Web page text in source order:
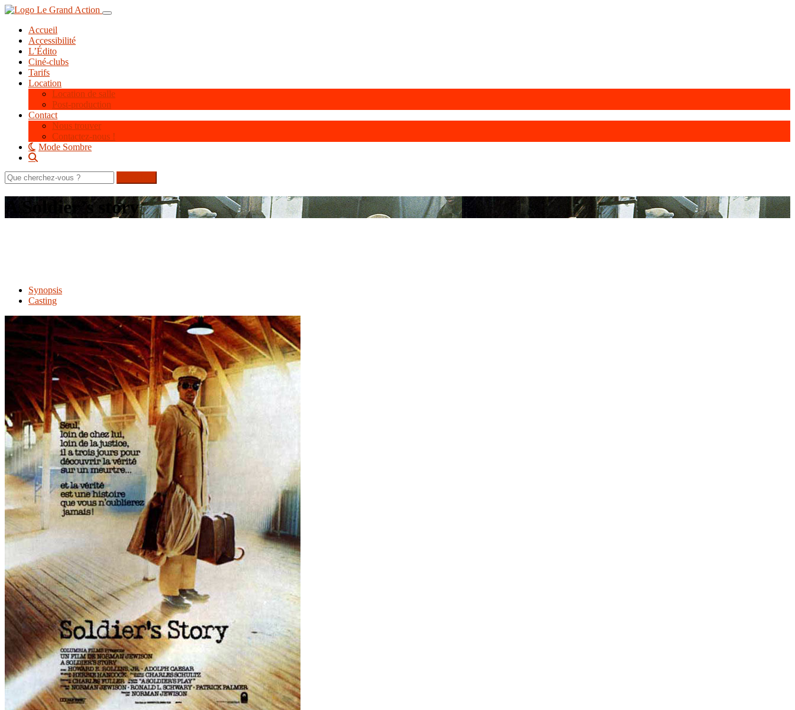
Aller
contenu
principal
Toggle navigation
Accueil
Accessibilité
L’Édito
Ciné-clubs
Tarifs
Location
Location de salle
Post-production
Contact
Nous trouver
Contactez-nous !
Mode Sombre
Rechercher
sur
le
A Soldier’s story
Synopsis
Casting